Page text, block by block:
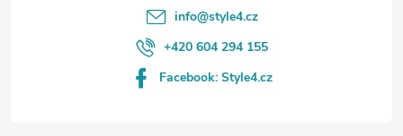
info@style4.cz
+420 604 294 155
Facebook: Style4.cz